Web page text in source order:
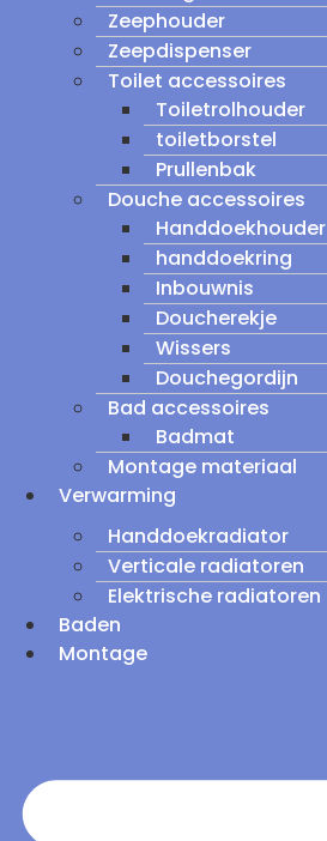
Zeephouder
Zeepdispenser
Toilet accessoires
Toiletrolhouder
toiletborstel
Prullenbak
Douche accessoires
Handdoekhouder
handdoekring
Inbouwnis
Doucherekje
Wissers
Douchegordijn
Bad accessoires
Badmat
Montage materiaal
Verwarming
Handdoekradiator
Verticale radiatoren
Elektrische radiatoren
Baden
Montage